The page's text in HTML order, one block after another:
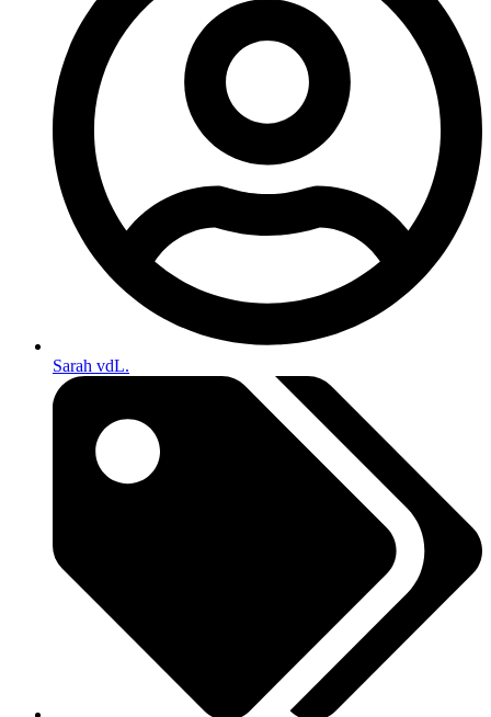
Sarah vdL.